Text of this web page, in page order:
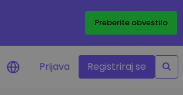
Preberite obvestilo
Prijava Registriraj se